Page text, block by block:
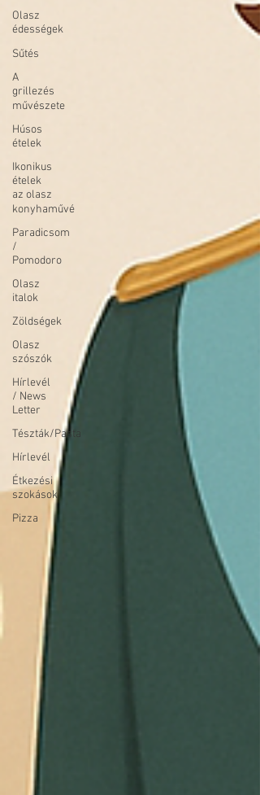
Olasz
édességek
Sűtés
A
grillezés
művészete
Húsos
ételek
Ikonikus
ételek
az olasz
konyhaművé
Paradicsom
/
Pomodoro
Olasz
italok
Zöldségek
Olasz
szószók
Hírlevél
/ News
Letter
Tészták/Pasta
Hírlevél
Étkezési
szokások
Pizza